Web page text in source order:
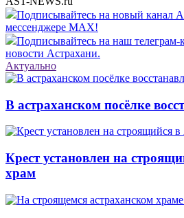
Подписывайтесь на новый канал
мессенджере MAX!
Подписывайтесь на наш
новости Астрахани.
Актуально
В астраханском посёлке
Крест установлен на
храм